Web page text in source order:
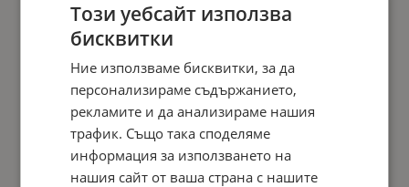
Този уебсайт използва
бисквитки
Ние използваме бисквитки, за да
персонализираме съдържанието,
рекламите и да анализираме нашия
трафик. Също така споделяме
информация за използването на
нашия сайт от ваша страна с нашите